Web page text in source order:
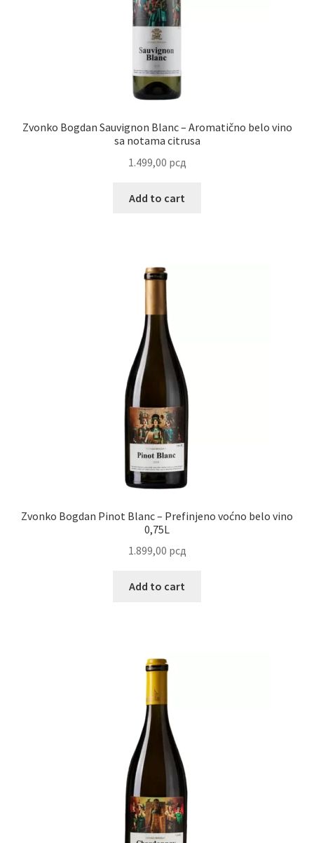
Slaniši
Zvonko Bogdan Sauvignon Blanc – Aromatično belo vino
sa notama citrusa
1.499,00 рсд
Add to cart
Zvonko Bogdan Pinot Blanc – Prefinjeno voćno belo vino
0,75L
1.899,00 рсд
Add to cart